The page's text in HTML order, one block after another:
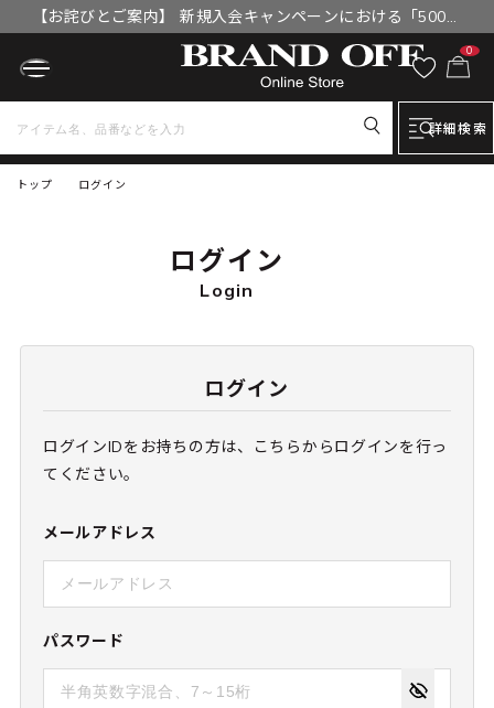
【お詫びとご案内】 新規入会キャンペーンにおける「500円
OFFクーポン」付与漏れと補填について
0
詳細検索
トップ ログイン
ログイン
Login
ログイン
ログインIDをお持ちの方は、こちらからログインを行っ
てください。
メールアドレス
パスワード